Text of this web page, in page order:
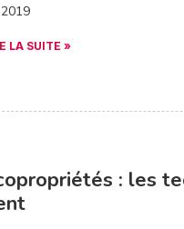
LA SUITE »
: les